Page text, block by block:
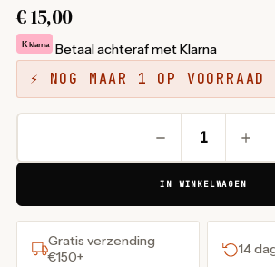
€15,00
K klarna Betaal achteraf met Klarna
⚡ NOG MAAR 1 OP VOORRAAD
IN WINKELWAGEN
Gratis verzending
€150+
14